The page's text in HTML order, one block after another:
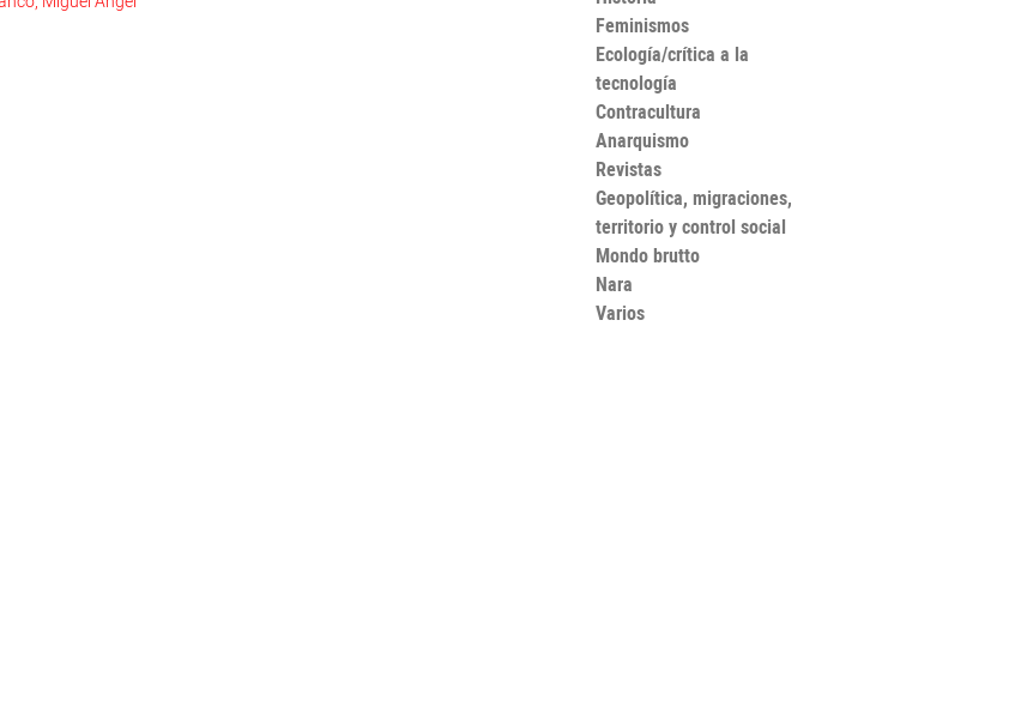
Feminismos
Ecología/crítica a la
tecnología
Contracultura
Anarquismo
Revistas
Geopolítica, migraciones,
territorio y control social
Mondo brutto
Nara
Varios